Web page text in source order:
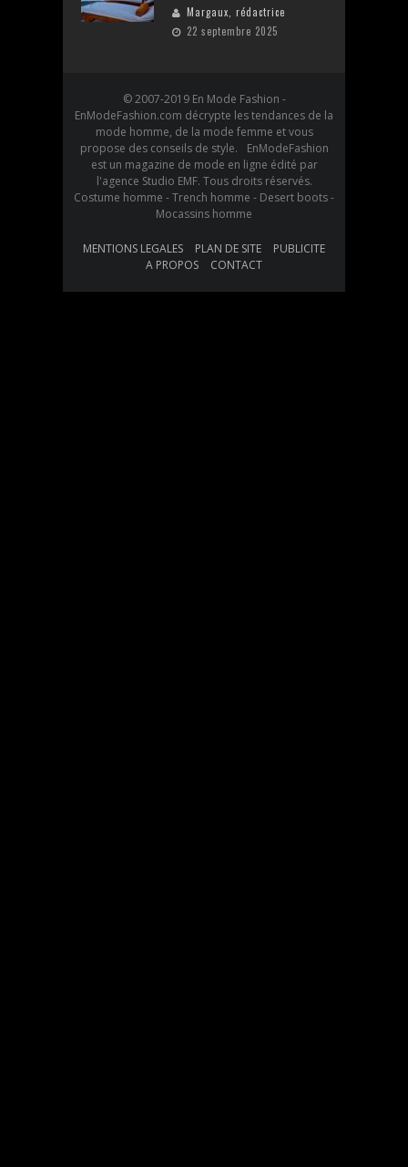
Margaux, rédactrice
22 septembre 2025
© 2007-2019 En Mode Fashion -
EnModeFashion.com décrypte les tendances de la
mode homme, de la mode femme et vous
propose des conseils de style. EnModeFashion
est un magazine de mode en ligne édité par
l'agence Studio EMF. Tous droits réservés.
Costume homme - Trench homme - Desert boots -
Mocassins homme
MENTIONS LEGALES PLAN DE SITE
PUBLICITE
A PROPOS
CONTACT